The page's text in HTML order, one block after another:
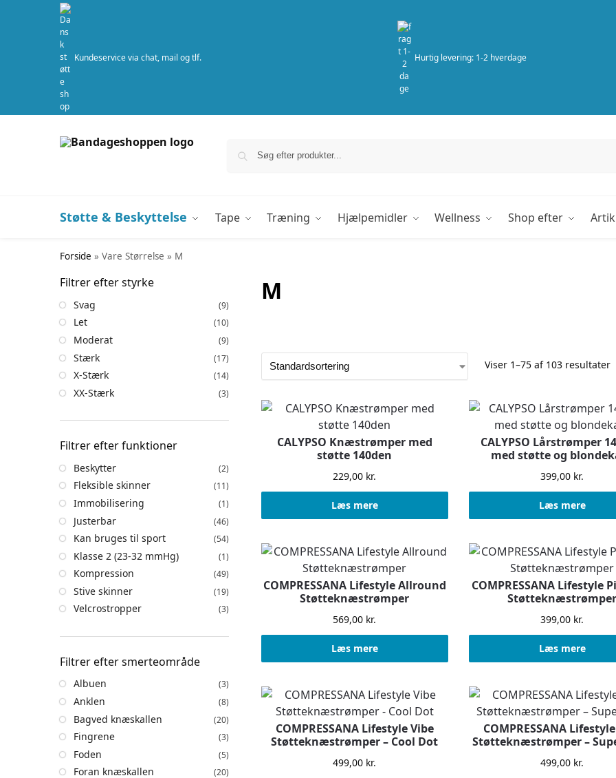
Kundeservice via chat, mail og tlf. Hurtig levering: 1-2 hverdage
Støtte & Beskyttelse Tape Træning Hjælpemidler Wellness Shop efter
Forside » Vare Størrelse » M
M
Viser 1–75 af 103 resultater
CALYPSO Knæstrømper med
støtte 140den
229,00 kr.
Læs mere
CALYPSO Lårstrømper
med støtte og
399,00 kr.
Læs mere
COMPRESSANA Lifestyle Allround
Støtteknæstrømper
569,00 kr.
Læs mere
COMPRESSANA Lifestyle
399,00 kr.
Læs mere
COMPRESSANA Lifestyle Vibe
Støtteknæstrømper – Cool Dot
499,00 kr.
COMPRESSANA
Støtteknæstrømper –
499,00 kr.
Filtrer efter styrke
Svag (9)
Let (10)
Moderat (9)
Stærk (17)
X-Stærk (14)
XX-Stærk (3)
Filtrer efter funktioner
Beskytter (2)
Fleksible skinner (11)
Immobilisering (1)
Justerbar (46)
Kan bruges til sport (54)
Klasse 2 (23-32 mmHg) (1)
Kompression (49)
Stive skinner (19)
Velcrostropper (3)
Filtrer efter smerteområde
Albuen (3)
Anklen (8)
Bagved knæskallen (20)
Fingrene (3)
Foden (5)
Foran knæskallen (20)